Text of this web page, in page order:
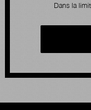
Dans la